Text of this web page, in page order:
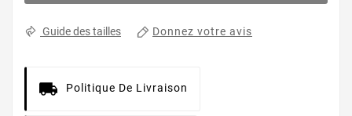
Guide des tailles Donnez votre avis
Politique De Livraison